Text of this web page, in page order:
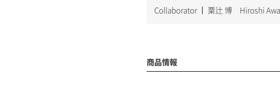
Collaborator 粟辻 博 Hiroshi
商品情報